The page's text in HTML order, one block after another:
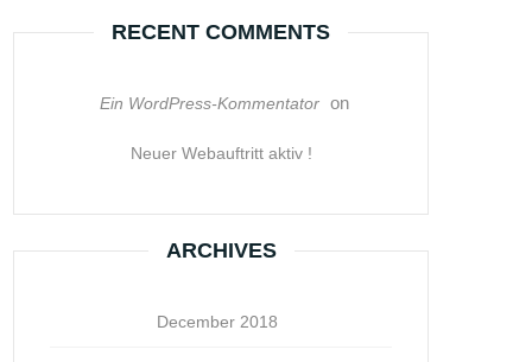
RECENT COMMENTS
Ein WordPress-Kommentator on
Neuer Webauftritt aktiv !
ARCHIVES
December 2018